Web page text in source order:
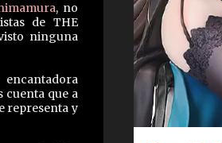
, no
de THE
ninguna
cuenta que a
representa y